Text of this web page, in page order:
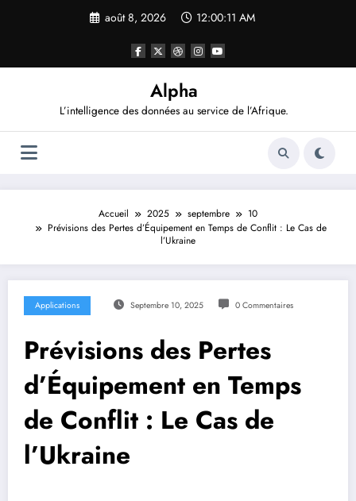
août 8, 2026 12:00:13 AM
Alpha
L’intelligence des données au service de l’Afrique.
Accueil 2025 septembre
10
Prévisions des Pertes d’Équipement en Temps de Conflit : Le Cas de
l’Ukraine
Applications Septembre 10, 2025 0 Commentaires
Prévisions des Pertes
d’Équipement en Temps
de Conflit : Le Cas de
l’Ukraine